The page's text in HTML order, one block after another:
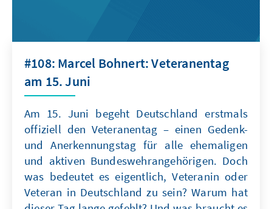
#108: Marcel Bohnert: Veteranentag
am 15. Juni
Am 15. Juni begeht Deutschland erstmals
offiziell den Veteranentag – einen Gedenk-
und Anerkennungstag für alle ehemaligen
und aktiven Bundeswehrangehörigen. Doch
was bedeutet es eigentlich, Veteranin oder
Veteran in Deutschland zu sein? Warum hat